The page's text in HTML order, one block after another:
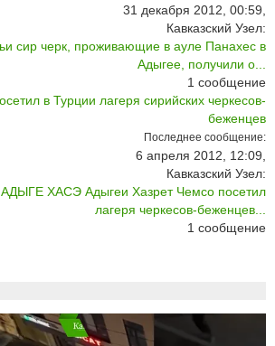
31 декабря 2012, 00:59,
Кавказский Узел:
сир черк, проживающие в ауле Панахес в
Адыгее, получили о...
1 сообщение
в Турции лагеря сирийских черкесов-
беженцев
Последнее сообщение:
6 апреля 2012, 12:09,
Кавказский Узел:
АДЫГЕ ХАСЭ Адыгеи Хазрет Чемсо посетил
лагеря черкесов-беженцев...
1 сообщение